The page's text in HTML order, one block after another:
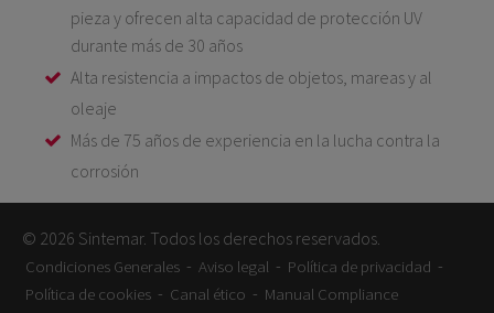
pieza y ofrecen alta capacidad de protección UV
durante más de 30 años
Alta resistencia a impactos de objetos, mareas y al
oleaje
Más de 75 años de experiencia en la lucha contra la
corrosión
© 2026 Sintemar. Todos los derechos reservados.
Condiciones Generales - Aviso legal - Política de privacidad -
Política de cookies - Canal ético - Manual Compliance